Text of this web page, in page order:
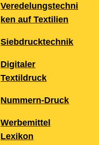
Veredelungstechni
ken auf Textilien
Siebdrucktechnik
Digitaler
Textildruck
Nummern-Druck
Werbemittel
Lexikon